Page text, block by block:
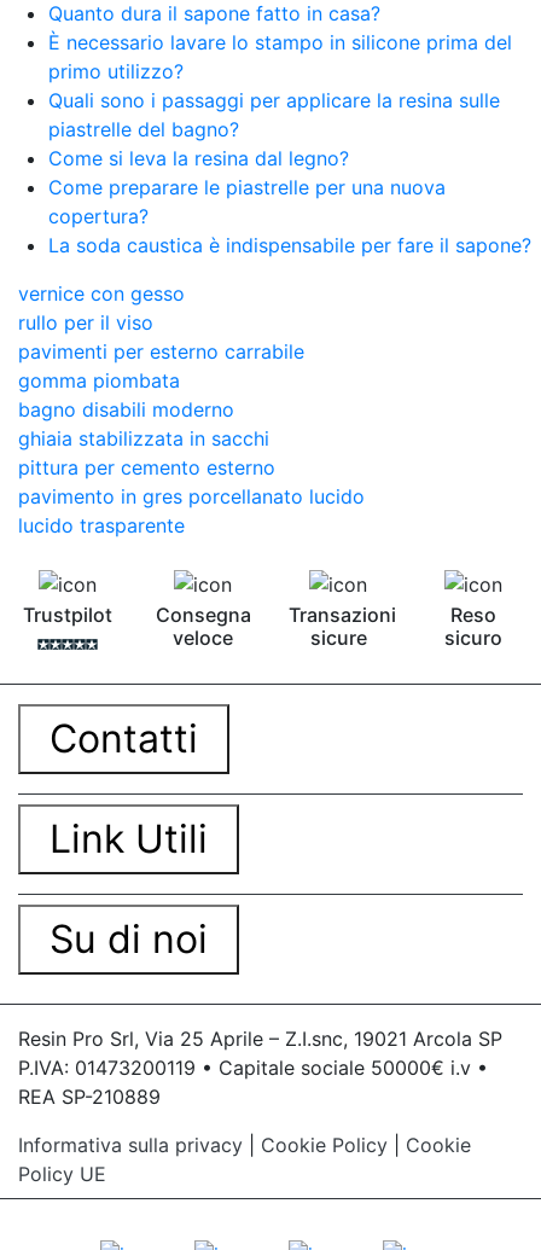
Quanto dura il sapone fatto in casa?
È necessario lavare lo stampo in silicone prima del
primo utilizzo?
Quali sono i passaggi per applicare la resina sulle
piastrelle del bagno?
Come si leva la resina dal legno?
Come preparare le piastrelle per una nuova
copertura?
La soda caustica è indispensabile per fare il sapone?
vernice con gesso
rullo per il viso
pavimenti per esterno carrabile
gomma piombata
bagno disabili moderno
ghiaia stabilizzata in sacchi
pittura per cemento esterno
pavimento in gres porcellanato lucido
lucido trasparente
Trustpilot
Consegna
veloce
Transazioni
sicure
Reso
sicuro
Contatti
Link Utili
Su di noi
Resin Pro Srl, Via 25 Aprile – Z.I.snc, 19021 Arcola SP
P.IVA: 01473200119 • Capitale sociale 50000€ i.v •
REA SP-210889
Informativa sulla privacy
Cookie Policy
Cookie
Policy UE